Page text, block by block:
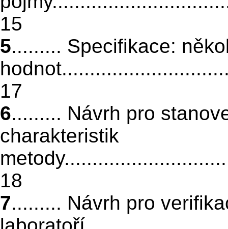
15
5......... Specifikace:
17
6......... Návrh pro
charakteristik
18
7......... Návrh pro